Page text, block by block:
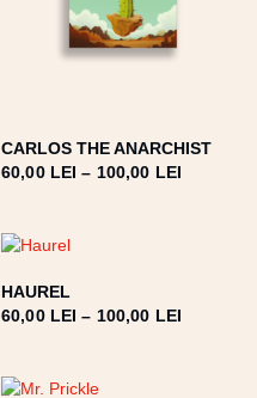
CARLOS THE ANARCHIST
60,00 LEI – 100,00 LEI
HAUREL
60,00 LEI – 100,00 LEI